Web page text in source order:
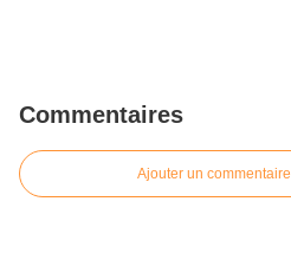
Commentaires
Ajouter un commentaire